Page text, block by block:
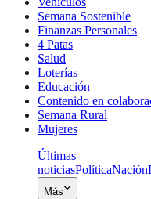
Semana Sostenible
Finanzas Personales
4 Patas
Salud
Loterías
Educación
Contenido en
Semana Rural
Mujeres
Últimas
noticiasPolíticaNación
Más